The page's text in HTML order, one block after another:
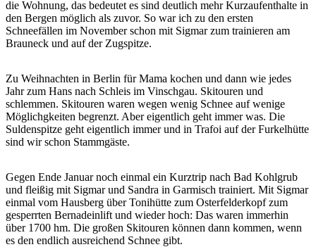
die Wohnung, das bedeutet es sind deutlich mehr Kurzaufenthalte in
den Bergen möglich als zuvor. So war ich zu den ersten
Schneefällen im November schon mit Sigmar zum trainieren am
Brauneck und auf der Zugspitze.
Zu Weihnachten in Berlin für Mama kochen und dann wie jedes
Jahr zum Hans nach Schleis im Vinschgau. Skitouren und
schlemmen. Skitouren waren wegen wenig Schnee auf wenige
Möglichgkeiten begrenzt. Aber eigentlich geht immer was. Die
Suldenspitze geht eigentlich immer und in Trafoi auf der Furkelhütte
sind wir schon Stammgäste.
Gegen Ende Januar noch einmal ein Kurztrip nach Bad Kohlgrub
und fleißig mit Sigmar und Sandra in Garmisch trainiert. Mit Sigmar
einmal vom Hausberg über Tonihütte zum Osterfelderkopf zum
gesperrten Bernadeinlift und wieder hoch: Das waren immerhin
über 1700 hm. Die großen Skitouren können dann kommen, wenn
es den endlich ausreichend Schnee gibt.